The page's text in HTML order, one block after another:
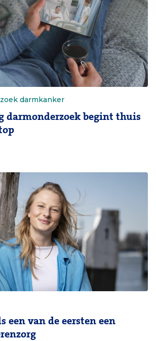
darmkanker
darmonderzoek begint thuis
een van de eersten een